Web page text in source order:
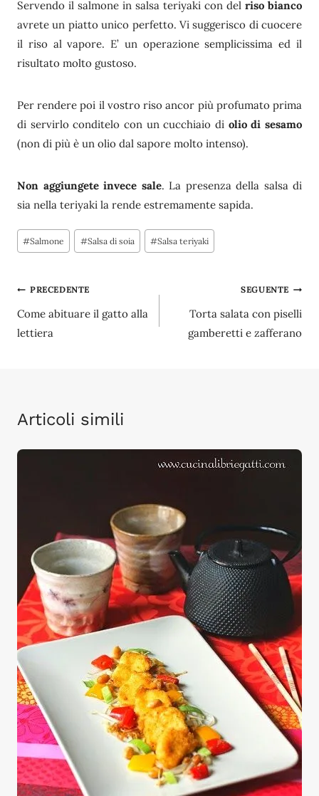
Servendo il salmone in salsa teriyaki con del riso bianco
avrete un piatto unico perfetto. Vi suggerisco di cuocere
il riso al vapore. E’ un operazione semplicissima ed il
risultato molto gustoso.
Per rendere poi il vostro riso ancor più profumato prima
di servirlo conditelo con un cucchiaio di olio di sesamo
(non di più è un olio dal sapore molto intenso).
Non aggiungete invece sale. La presenza della salsa di
sia nella teriyaki la rende estremamente sapida.
Tag
articolo:
#Salmone #Salsa di soia #Salsa teriyaki
Navigazione
articoli
PRECEDENTE
Come abituare il gatto alla
lettiera
SEGUENTE
Torta salata con piselli
gamberetti e zafferano
Articoli simili